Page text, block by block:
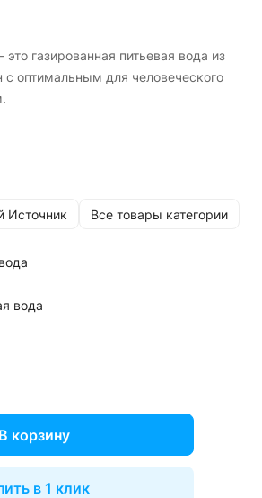
это газированная питьевая вода из
с оптимальным для человеческого
Источник Все товары категории
вода
В корзину
в 1 клик